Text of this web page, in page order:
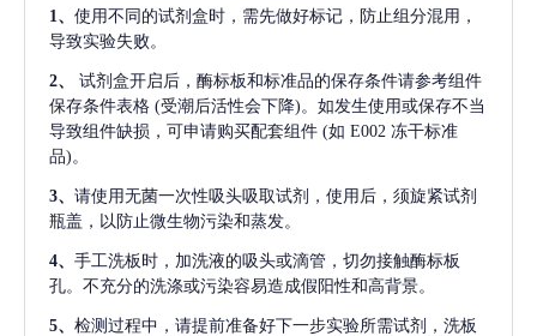
1、 使用不同的试剂盒时，需先做好标记，防止组分混用，
导致实验失败。
2、
试剂盒开启后，酶标板和标准品的保存条件请参考组件
保存条件表格 (受潮后活性会下降)。如发生使用或保存不当
导致组件缺损，可申请购买配套组件 (如 E002 冻干标准
品)。
3、 请使用无菌一次性吸头吸取试剂，使用后，须旋紧试剂
瓶盖，以防止微生物污染和蒸发。
4、 手工洗板时，加洗液的吸头或滴管，切勿接触酶标板
孔。不充分的洗涤或污染容易造成假阳性和高背景。
5、 检测过程中，请提前准备好下一步实验所需试剂，洗板